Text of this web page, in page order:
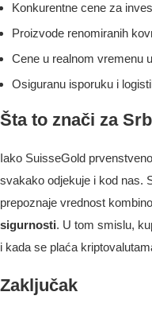
Konkurentne cene za
Proizvode renomiranih
Cene u realnom vremenu
Osiguranu isporuku i
Šta to znači za
Iako SuisseGold
svakako odjekuje i kod nas.
prepoznaje vrednost
sigurnosti. U tom smislu,
i kada se plaća
Zaključak